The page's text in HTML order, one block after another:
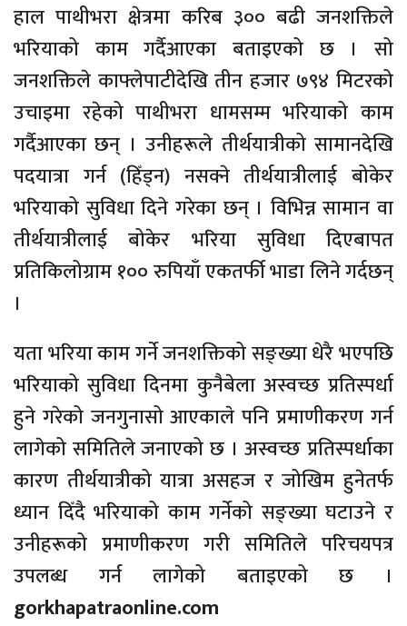
हाल पाथीभरा क्षेत्रमा करिब ३०० बढी जनशक्तिले
भरियाको काम गर्दैआएका बताइएको छ । सो
जनशक्तिले काफ्लेपाटीदेखि तीन हजार ७९४ मिटरको
उचाइमा रहेको पाथीभरा धामसम्म भरियाको काम
गर्दैआएका छन् । उनीहरूले तीर्थयात्रीको सामानदेखि
पदयात्रा गर्न (हिँड्न) नसक्ने तीर्थयात्रीलाई बोकेर
भरियाको सुविधा दिने गरेका छन् । विभिन्न सामान वा
तीर्थयात्रीलाई बोकेर भरिया सुविधा दिएबापत
प्रतिकिलोग्राम १०० रुपियाँ एकतर्फी भाडा लिने गर्दछन्
।
यता भरिया काम गर्ने जनशक्तिको सङ्ख्या धेरै भएपछि
भरियाको सुविधा दिनमा कुनैबेला अस्वच्छ प्रतिस्पर्धा
हुने गरेको जनगुनासो आएकाले पनि प्रमाणीकरण गर्न
लागेको समितिले जनाएको छ । अस्वच्छ प्रतिस्पर्धाका
कारण तीर्थयात्रीको यात्रा असहज र जोखिम हुनेतर्फ
ध्यान दिँदै भरियाको काम गर्नेको सङ्ख्या घटाउने र
उनीहरूको प्रमाणीकरण गरी समितिले परिचयपत्र
उपलब्ध गर्न लागेको बताइएको छ ।
gorkhapatraonline.com